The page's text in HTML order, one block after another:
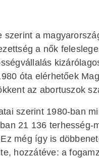
szerint a
a nők
óta elérhetőek
az abortuszok
szerint 1980-ban
21 136 terhesség-
még így is
hozzátéve: a